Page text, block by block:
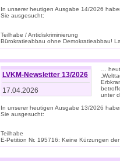
In unserer heutigen Ausgabe 14/2026
Sie ausgesucht:
Teilhabe / Antidiskriminierung
Bürokratieabbau ohne Demokratieabbau!
LVKM-Newsletter 13/2026
17.04.2026
…
unter
In unserer heutigen Ausgabe 13/2026
Sie ausgesucht:
Teilhabe
E-Petition Nr. 195716: Keine Kürzungen